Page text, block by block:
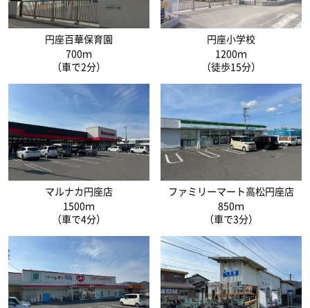
円座百華保育園
700ｍ
（車で2分）
円座小学校
1200ｍ
（徒歩15分）
マルナカ円座店
1500ｍ
（車で4分）
ファミリーマート高松円座店
850ｍ
（車で3分）